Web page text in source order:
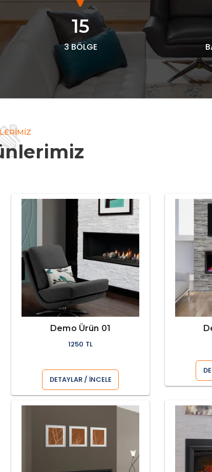
15
3 BÖLGE
Demo Ürün 01
1250 TL
DETAYLAR / İNCELE